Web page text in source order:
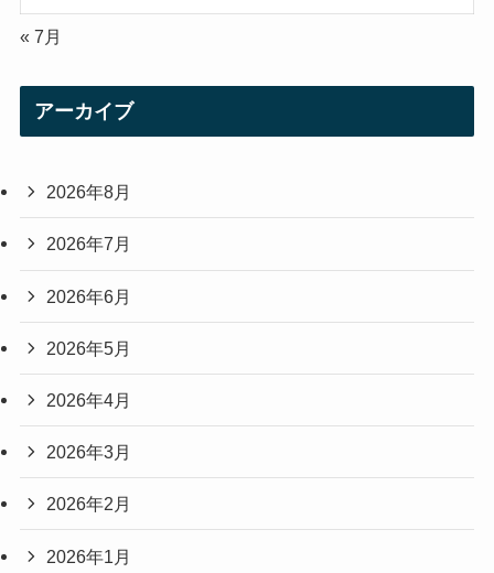
« 7月
アーカイブ
2026年8月
2026年7月
2026年6月
2026年5月
2026年4月
2026年3月
2026年2月
2026年1月